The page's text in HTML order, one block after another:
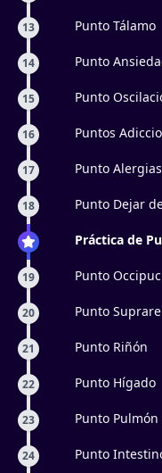
13 Punto Tálamo
14 Punto
15 Punto
16 Puntos
17 Punto Alergias
18 Punto Dejar
Práctica de
19 Punto
20 Punto
21 Punto Riñón
22 Punto Hígado
23 Punto Pulmón
24 Punto